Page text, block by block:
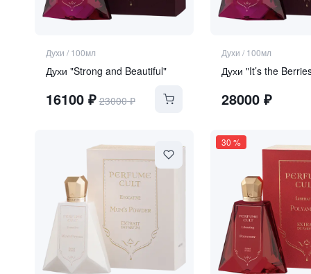
Духи / 100мл
Духи "Strong and Beautiful"
16100₽ 23000₽
Духи / 100мл
Духи "It’s the
28000 ₽
30 %